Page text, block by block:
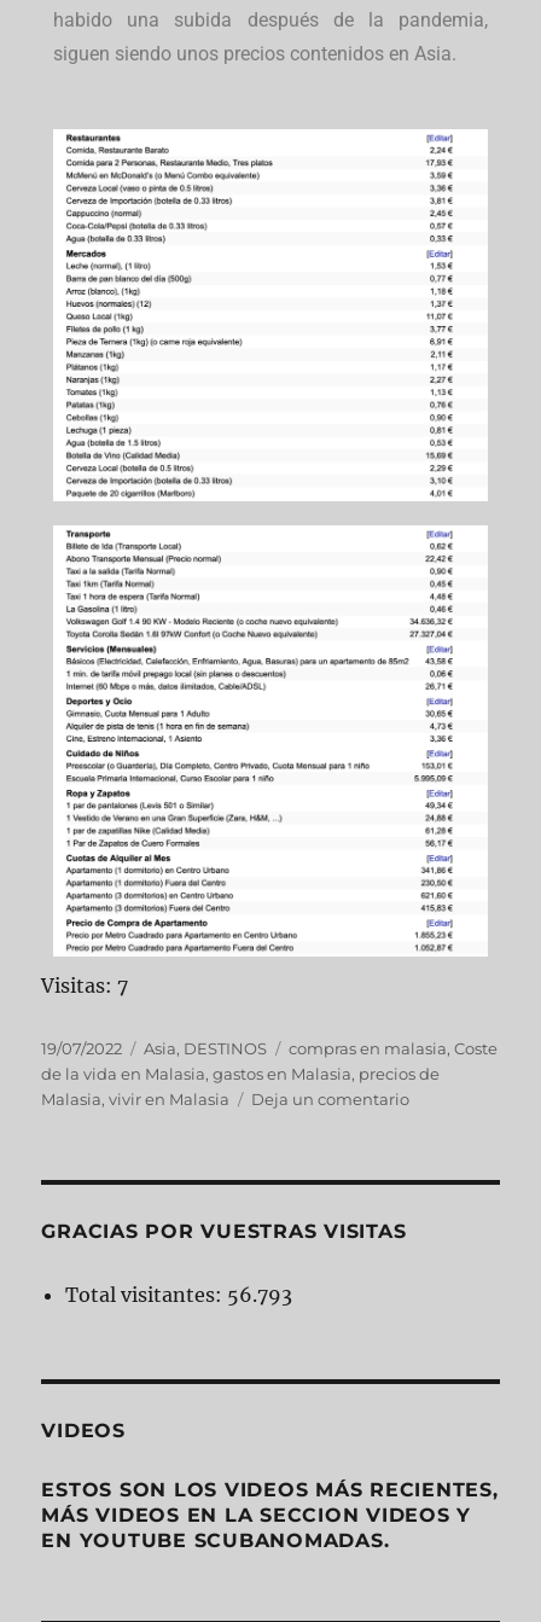
habido una subida después de la pandemia,
siguen siendo unos precios contenidos en Asia.
Visitas: 7
19/07/2022 Asia, DESTINOS compras en malasia,Coste
de la vida en Malasia,gastos en Malasia, precios de
Malasia,vivir en Malasia Deja un comentario
GRACIAS POR VUESTRAS VISITAS
Total visitantes: 56.793
VIDEOS
ESTOS SON LOS VIDEOS MÁS RECIENTES,
MÁS VIDEOS EN LA SECCION VIDEOS Y
EN YOUTUBE SCUBANOMADAS.